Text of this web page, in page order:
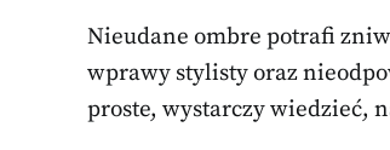
Nieudane ombre potrafi
wprawy stylisty oraz
proste, wystarczy wiedzieć,